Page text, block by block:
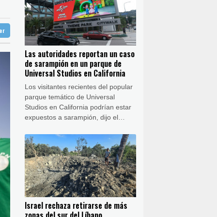
San Salvador
26 °C
32 °C
30 °C
Buenos Aires
5 °C
14 °C
a EEUU
en Yemen
Las autoridades reportan un caso
de sarampión en un parque de
Universal Studios en California
Los visitantes recientes del popular
parque temático de Universal
Studios en California podrían estar
expuestos a sarampión, dijo el
Ángeles, cuando crece el número
de casos en el país.
Israel rechaza retirarse de más